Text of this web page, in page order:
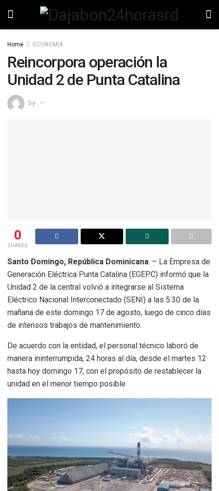
Home ECONOMIA
Reincorpora operación la
Unidad 2 de Punta Catalina
by
0
SHARES
Santo Domingo, República Dominicana. – La Empresa de
Generación Eléctrica Punta Catalina (EGEPC) informó que la
Unidad 2 de la central volvió a integrarse al Sistema
Eléctrico Nacional Interconectado (SENI) a las 5:30 de la
mañana de este domingo 17 de agosto, luego de cinco días
de intensos trabajos de mantenimiento.
De acuerdo con la entidad, el personal técnico laboró de
manera ininterrumpida, 24 horas al día, desde el martes 12
hasta hoy domingo 17, con el propósito de restablecer la
unidad en el menor tiempo posible.